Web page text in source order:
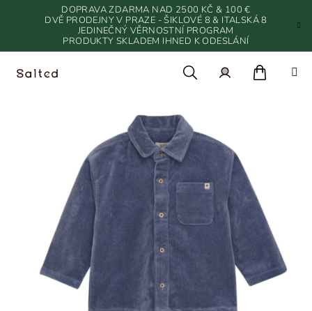
DOPRAVA ZDARMA NAD 2500 KČ & 100 €
DVĚ PRODEJNY V PRAZE - ŠIKLOVÉ 8 & ITALSKÁ 8
JEDINEČNÝ VĚRNOSTNÍ PROGRAM
PRODUKTY SKLADEM IHNED K ODESLÁNÍ